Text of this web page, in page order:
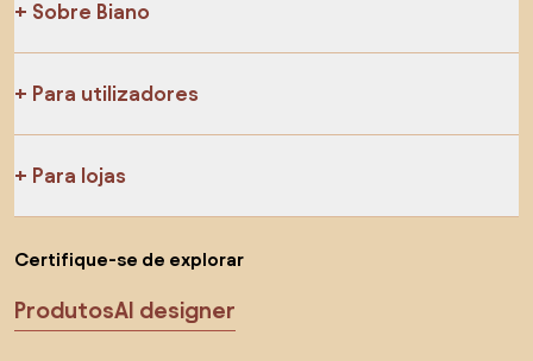
Sobre Biano
Para utilizadores
Para lojas
Certifique-se de explorar
ProdutosAI designer